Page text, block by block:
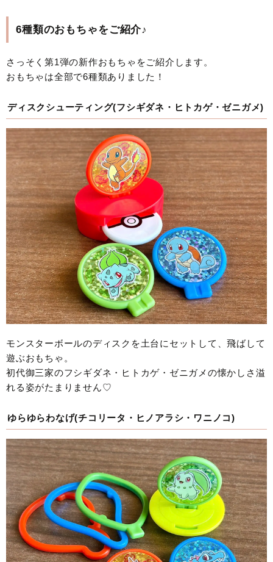
6種類のおもちゃをご紹介♪
さっそく第1弾の新作おもちゃをご紹介します。
おもちゃは全部で6種類ありました！
ディスクシューティング(フシギダネ・ヒトカゲ・ゼニガメ)
モンスターボールのディスクを土台にセットして、飛ばして
遊ぶおもちゃ。
初代御三家のフシギダネ・ヒトカゲ・ゼニガメの懐かしさ溢
れる姿がたまりません♡
ゆらゆらわなげ(チコリータ・ヒノアラシ・ワニノコ)